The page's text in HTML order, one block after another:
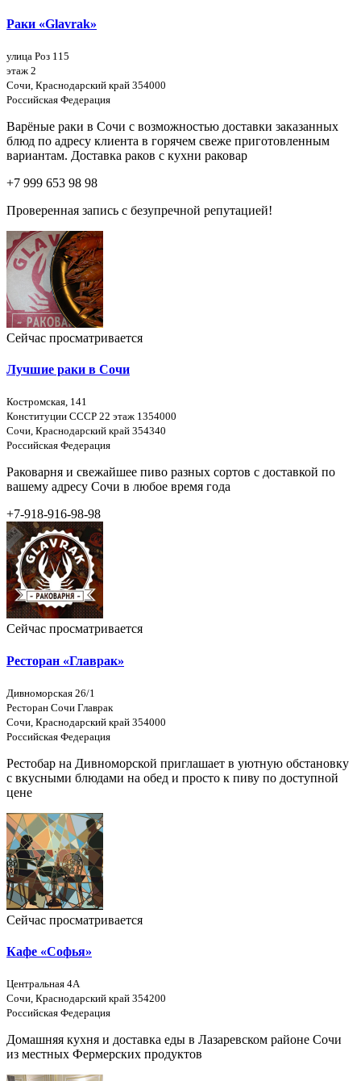
Раки «Glavrak»
улица Роз 115
этаж 2
Сочи, Краснодарский край 354000
Российская Федерация
Варёные раки в Сочи с возможностью доставки заказанных
блюд по адресу клиента в горячем свеже приготовленным
вариантам. Доставка раков с кухни раковар
+7 999 653 98 98
Проверенная запись с безупречной репутацией!
Сейчас просматривается
Лучшие раки в Сочи
Костромская, 141
Конституции СССР 22 этаж 1354000
Сочи, Краснодарский край 354340
Российская Федерация
Раковарня и свежайшее пиво разных сортов с доставкой по
вашему адресу Сочи в любое время года
+7-918-916-98-98
Сейчас просматривается
Ресторан «Главрак»
Дивноморская 26/1
Ресторан Сочи Главрак
Сочи, Краснодарский край 354000
Российская Федерация
Рестобар на Дивноморской приглашает в уютную обстановку
с вкусными блюдами на обед и просто к пиву по доступной
цене
Сейчас просматривается
Кафе «Софья»
Центральная 4А
Сочи, Краснодарский край 354200
Российская Федерация
Домашняя кухня и доставка еды в Лазаревском районе Сочи
из местных Фермерских продуктов